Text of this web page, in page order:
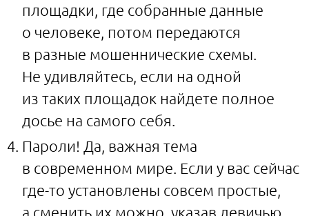
площадки, где собранные данные
о человеке, потом передаются
в разные мошеннические схемы.
Не удивляйтесь, если на одной
из таких площадок найдете полное
досье на самого себя.
Пароли! Да, важная тема
в современном мире. Если у вас сейчас
где-то установлены совсем простые,
а сменить их можно, указав девичью